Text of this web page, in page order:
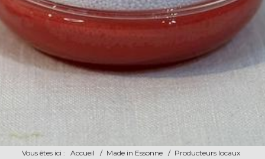
Vous êtes ici : Accueil / Made in Essonne / Producteurs locaux